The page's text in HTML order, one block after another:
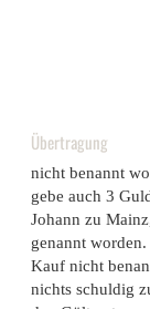
Übertragung
nicht benannt
gebe auch 3
Johann zu
genannt
Kauf nicht
nichts schuldig